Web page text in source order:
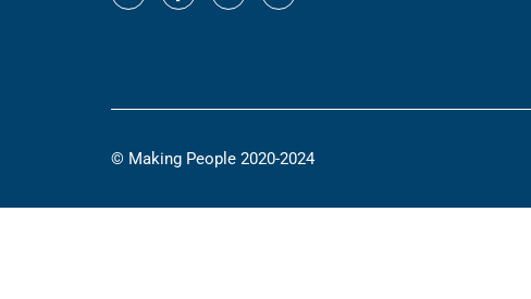
© Making People 2020-2024